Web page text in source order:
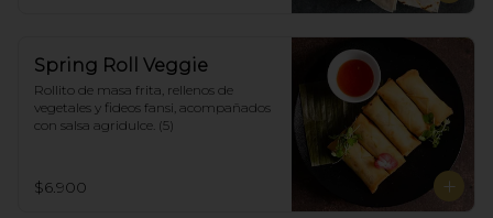
Spring Roll Veggie
Rollito de masa frita, rellenos de
vegetales y fideos fansi, acompañados
con salsa agridulce. (5)
$6.900